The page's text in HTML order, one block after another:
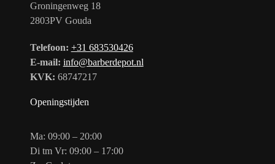
Groningenweg 18
2803PV Gouda
Telefoon: +31 683530426
E-mail: info@barberdepot.nl
KVK: 68747217
Openingstijden
Ma: 09:00 – 20:00
Di tm Vr: 09:00 – 17:00